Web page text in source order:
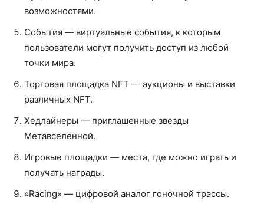
возможностями.
События — виртуальные события, к которым
пользователи могут получить доступ из любой
точки мира.
Торговая площадка NFT — аукционы и выставки
различных NFT.
Хедлайнеры — приглашенные звезды
Метавселенной.
Игровые площадки — места, где можно играть и
получать награды.
«Racing» — цифровой аналог гоночной трассы.